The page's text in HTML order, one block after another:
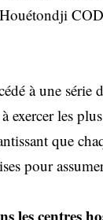
à une
exercer les
que
pour
les centres